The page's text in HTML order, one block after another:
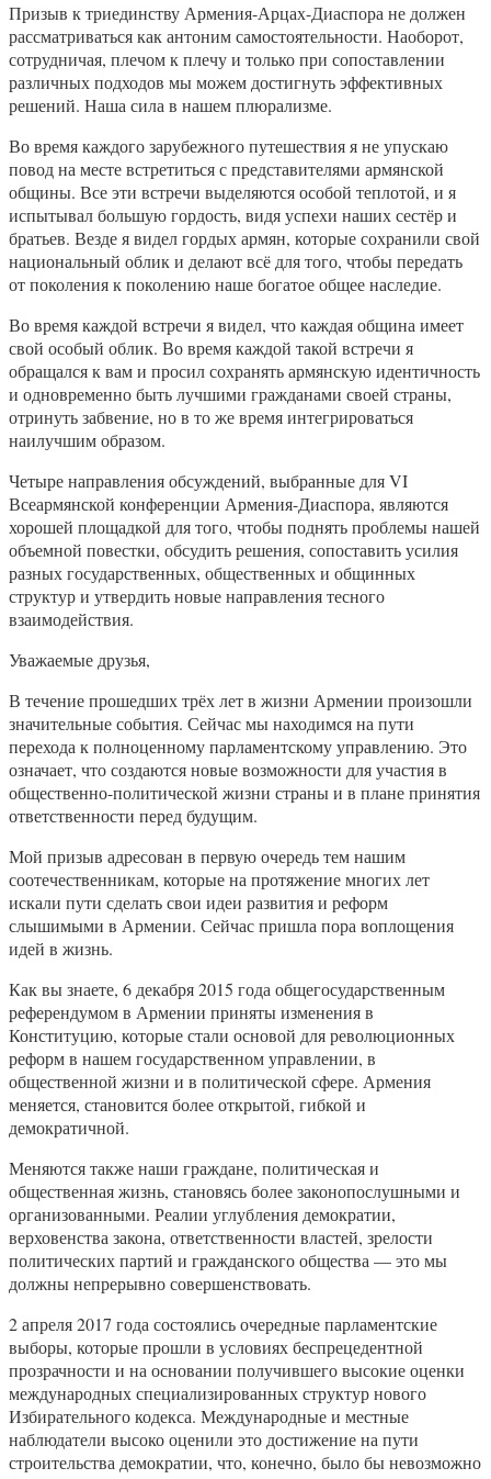
Призыв к триединству Армения-Арцах-Диаспора не должен
рассматриваться как антоним самостоятельности. Наоборот,
сотрудничая, плечом к плечу и только при сопоставлении
различных подходов мы можем достигнуть эффективных
решений. Наша сила в нашем плюрализме.
Во время каждого зарубежного путешествия я не упускаю
повод на месте встретиться с представителями армянской
общины. Все эти встречи выделяются особой теплотой, и я
испытывал большую гордость, видя успехи наших сестёр и
братьев. Везде я видел гордых армян, которые сохранили свой
национальный облик и делают всё для того, чтобы передать
от поколения к поколению наше богатое общее наследие.
Во время каждой встречи я видел, что каждая община имеет
свой особый облик. Во время каждой такой встречи я
обращался к вам и просил сохранять армянскую идентичность
и одновременно быть лучшими гражданами своей страны,
отринуть забвение, но в то же время интегрироваться
наилучшим образом.
Четыре направления обсуждений, выбранные для VI
Всеармянской конференции Армения-Диаспора, являются
хорошей площадкой для того, чтобы поднять проблемы нашей
объемной повестки, обсудить решения, сопоставить усилия
разных государственных, общественных и общинных
структур и утвердить новые направления тесного
взаимодействия.
Уважаемые друзья,
В течение прошедших трёх лет в жизни Армении произошли
значительные события. Сейчас мы находимся на пути
перехода к полноценному парламентскому управлению. Это
означает, что создаются новые возможности для участия в
общественно-политической жизни страны и в плане принятия
ответственности перед будущим.
Мой призыв адресован в первую очередь тем нашим
соотечественникам, которые на протяжение многих лет
искали пути сделать свои идеи развития и реформ
слышимыми в Армении. Сейчас пришла пора воплощения
идей в жизнь.
Как вы знаете, 6 декабря 2015 года общегосударственным
референдумом в Армении приняты изменения в
Конституцию, которые стали основой для революционных
реформ в нашем государственном управлении, в
общественной жизни и в политической сфере. Армения
меняется, становится более открытой, гибкой и
демократичной.
Меняются также наши граждане, политическая и
общественная жизнь, становясь более законопослушными и
организованными. Реалии углубления демократии,
верховенства закона, ответственности властей, зрелости
политических партий и гражданского общества — это мы
должны непрерывно совершенствовать.
2 апреля 2017 года состоялись очередные парламентские
выборы, которые прошли в условиях беспрецедентной
прозрачности и на основании получившего высокие оценки
международных специализированных структур нового
Избирательного кодекса. Международные и местные
наблюдатели высоко оценили это достижение на пути
строительства демократии, что, конечно, было бы невозможно